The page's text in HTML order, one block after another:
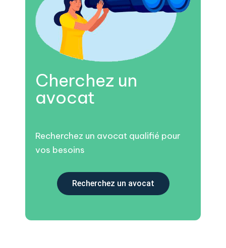
Cherchez un
avocat
Recherchez un avocat qualifié pour
vos besoins
Recherchez un avocat